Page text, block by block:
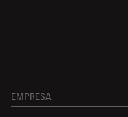
EMPRESA